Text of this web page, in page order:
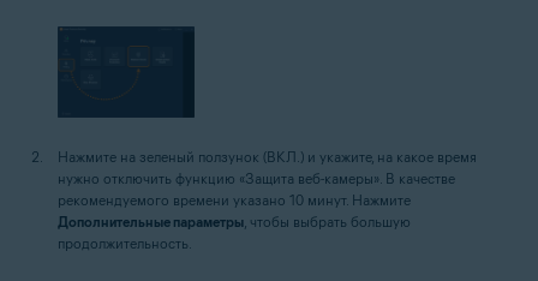
Нажмите на зеленый ползунок (ВКЛ.) и укажите, на какое время
нужно отключить функцию «Защита веб-камеры». В качестве
рекомендуемого времени указано 10 минут. Нажмите
Дополнительные параметры , чтобы выбрать большую
продолжительность.